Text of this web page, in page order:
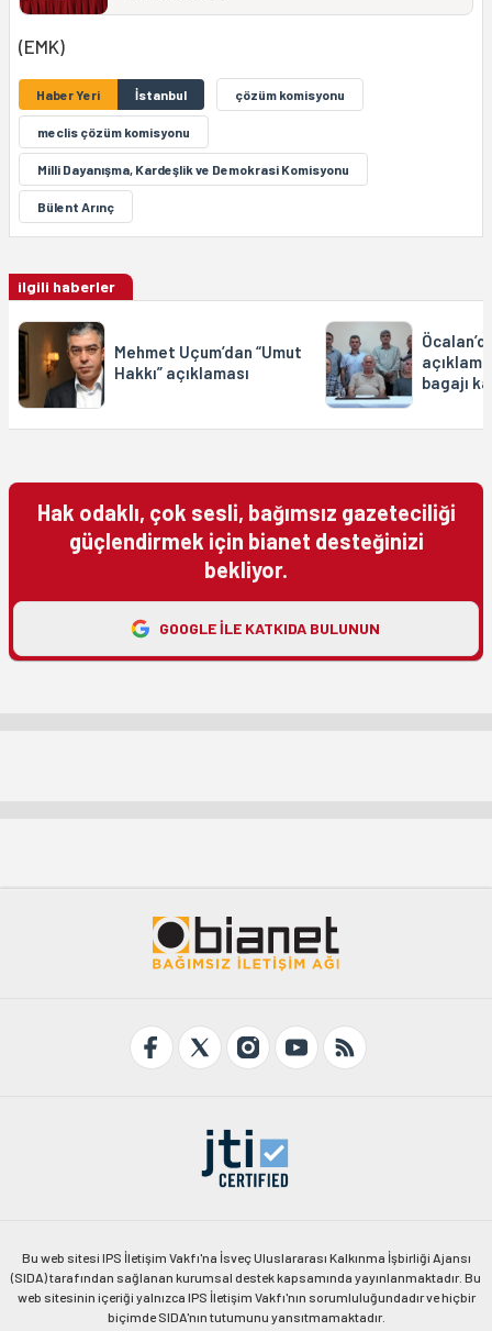
(EMK)
Haber Yeri İstanbul çözüm komisyonu
meclis çözüm komisyonu
Milli Dayanışma, Kardeşlik ve Demokrasi Komisyonu
Bülent Arınç
ilgili haberler
Mehmet Uçum’dan “Umut
Hakkı” açıklaması
bagajı
Hak odaklı, çok sesli, bağımsız gazeteciliği
güçlendirmek için bianet desteğinizi
bekliyor.
GOOGLE ILE KATKIDA BULUNUN
Bu web sitesi IPS İletişim Vakfı'na İsveç Uluslararası Kalkınma İşbirliği Ajansı
(SIDA) tarafından sağlanan kurumsal destek kapsamında yayınlanmaktadır. Bu
web sitesinin içeriği yalnızca IPS İletişim Vakfı'nın sorumluluğundadır ve hiçbir
biçimde SIDA'nın tutumunu yansıtmamaktadır.